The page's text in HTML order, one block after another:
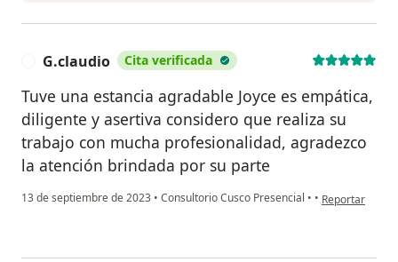
G.claudio Cita verificada
Tuve una estancia agradable Joyce es empática,
diligente y asertiva considero que realiza su
trabajo con mucha profesionalidad, agradezco
la atención brindada por su parte
13 de septiembre de 2023 • Consultorio Cusco Presencial • • en opinión del
Reportar